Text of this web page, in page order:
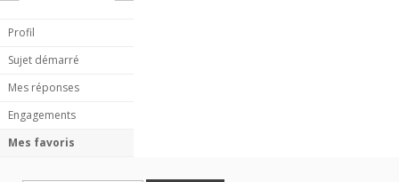
Profil
Sujet démarré
Mes réponses
Engagements
Mes favoris